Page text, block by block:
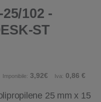
102 -
ST
Imponibile: 3,92€ Iva: 0,86 €
25 mm x 15